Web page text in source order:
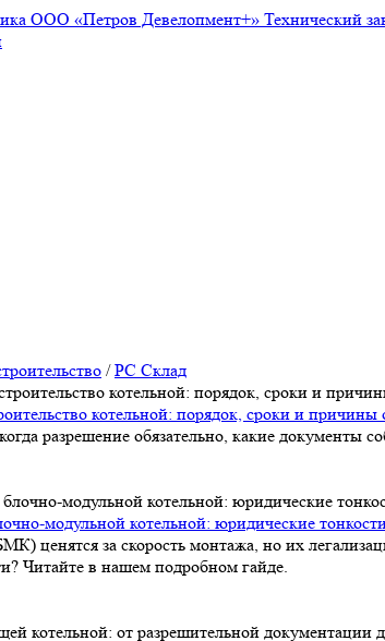
ООО «Петров Девелопмент+» Технический
/РС Склад
котельной: порядок, сроки и причины
разрешение обязательно, какие документы
модульной котельной: юридические
ценятся за скорость монтажа, но их
Читайте в нашем подробном гайде.